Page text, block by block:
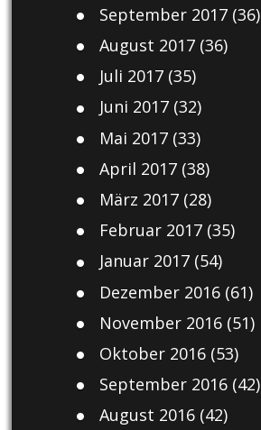
September 2017(36)
August 2017(36)
Juli 2017(35)
Juni 2017(32)
Mai 2017(33)
April 2017(38)
März 2017(28)
Februar 2017(35)
Januar 2017(54)
Dezember 2016(61)
November 2016(51)
Oktober 2016(53)
September 2016(42)
August 2016(42)